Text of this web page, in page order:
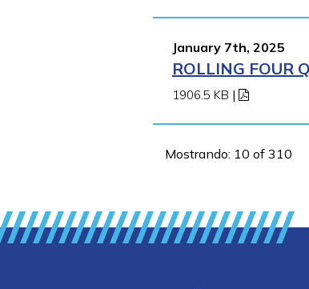
January 7th, 2025
ROLLING FOUR
1906.5 KB |
Mostrando: 10 of 310